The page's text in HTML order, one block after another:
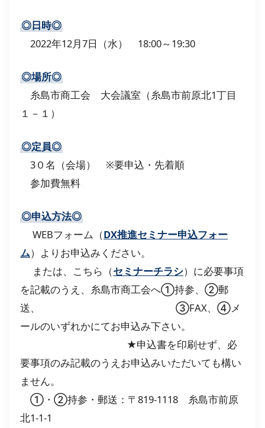
◎日時◎
2022年12月7日（水） 18:00～19:30
◎場所◎
糸島市商工会 大会議室（糸島市前原北1丁目
１－１）
◎定員◎
3０名（会場） ※要申込・先着順
参加費無料
◎申込方法◎
WEBフォーム（DX推進セミナー申込フォー
ム）よりお申込みください。
または、こちら（セミナーチラシ）に必要事項
を記載のうえ、糸島市商工会へ①持参、②郵
送、 ③FAX、④メ
ールのいずれかにてお申込み下さい。
★申込書を印刷せず、必
要事項のみ記載のうえお申込みいただいても構い
ません。
①・②持参・郵送：〒819-1118 糸島市前原
北1-1-1